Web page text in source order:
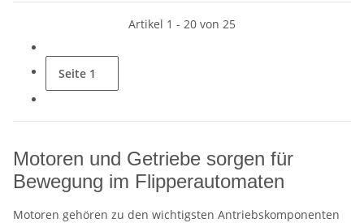
Artikel 1 - 20 von 25
Seite 1
Motoren und Getriebe sorgen für
Bewegung im Flipperautomaten
Motoren gehören zu den wichtigsten Antriebskomponenten